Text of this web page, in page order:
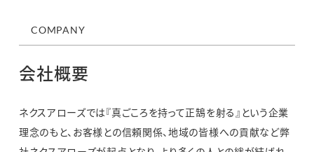
COMPANY
会社概要
ネクスアローズでは『真ごころを持って正鵠を射る』という企業
理念のもと、お客様との信頼関係、地域の皆様への貢献など弊